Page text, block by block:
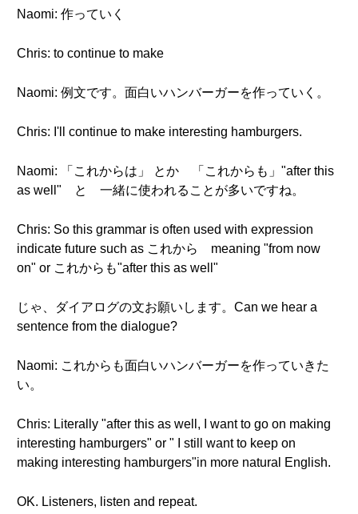
Naomi: 作っていく
Chris: to continue to make
Naomi: 例文です。面白いハンバーガーを作っていく。
Chris: I'll continue to make interesting hamburgers.
Naomi: 「これからは」 とか 「これからも」"after this
as well" と 一緒に使われることが多いですね。
Chris: So this grammar is often used with expression
indicate future such as これから meaning "from now
on" or これからも"after this as well"
じゃ、ダイアログの文お願いします。Can we hear a
sentence from the dialogue?
Naomi: これからも面白いハンバーガーを作っていきた
い。
Chris: Literally "after this as well, I want to go on making
interesting hamburgers" or " I still want to keep on
making interesting hamburgers"in more natural English.
OK. Listeners, listen and repeat.